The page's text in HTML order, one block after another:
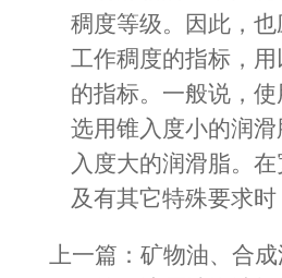
稠度等级。因此，
工作稠度的指标，
的指标。一般说，
选用锥入度小的润
入度大的润滑脂。
及有其它特殊要求
上一篇： 矿物油、合